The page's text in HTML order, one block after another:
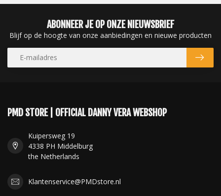
ABONNEER JE OP ONZE NIEUWSBRIEF
Blijf op de hoogte van onze aanbiedingen en nieuwe producten
PMD STORE | OFFICIAL DANNY VERA WEBSHOP
Kuipersweg 19
4338 PH Middelburg
the Netherlands
Klantenservice@PMDstore.nl